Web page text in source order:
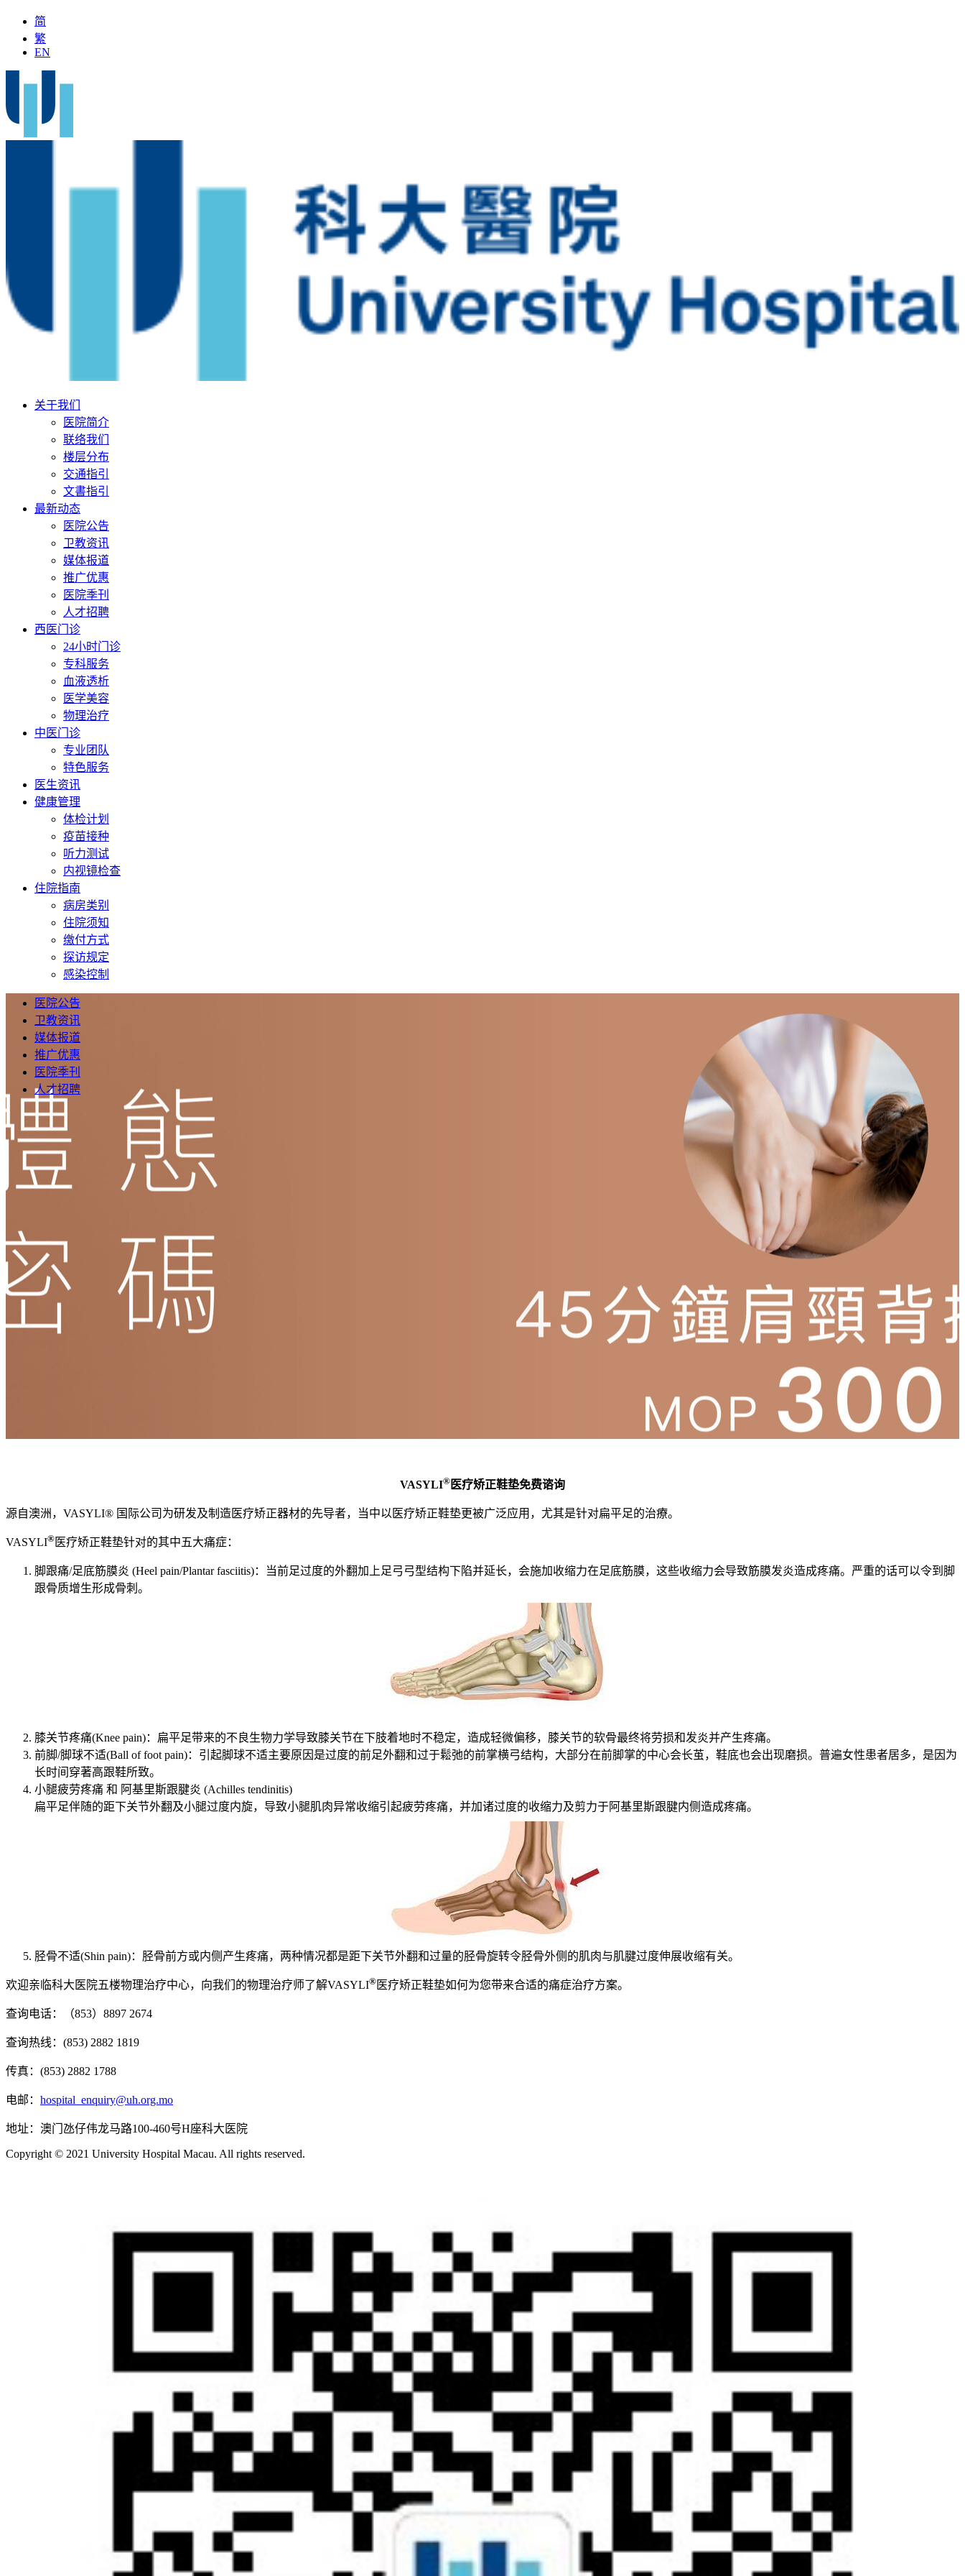
简
繁
EN
关于我们
医院简介
联络我们
楼层分布
交通指引
文書指引
最新动态
医院公告
卫教资讯
媒体报道
推广优惠
医院季刊
人才招聘
西医门诊
24小时门诊
专科服务
血液透析
医学美容
物理治疗
中医门诊
专业团队
特色服务
医生资讯
健康管理
体检计划
疫苗接种
听力测试
内视镜检查
住院指南
病房类别
住院须知
缴付方式
探访规定
感染控制
医院公告
卫教资讯
媒体报道
推广优惠
医院季刊
人才招聘
VASYLI® 医疗矫正鞋垫免费谘询
源自澳洲，VASYLI® 国际公司为研发及制造医疗矫正器材的先导者，当中以医疗矫正鞋垫更被广泛应用，尤其是针对扁平足的治療。
VASYLI® 医疗矫正鞋垫针对的其中五大痛症：
脚跟痛/足底筋膜炎 (Heel pain/Plantar fasciitis)：当前足过度的外翻加上足弓弓型结构下陷并延长，会施加收缩力在足底筋膜，这些收缩力会导致筋膜发炎造成疼痛。严重的话可以令到脚
跟骨质增生形成骨刺。
膝关节疼痛(Knee pain)：扁平足带来的不良生物力学导致膝关节在下肢着地时不稳定，造成轻微偏移，膝关节的软骨最终将劳损和发炎并产生疼痛。
前脚/脚球不适(Ball of foot pain)：引起脚球不适主要原因是过度的前足外翻和过于鬆弛的前掌横弓结构，大部分在前脚掌的中心会长茧，鞋底也会出现磨损。普遍女性患者居多，是因为
长时间穿著高跟鞋所致。
小腿疲劳疼痛 和 阿基里斯跟腱炎 (Achilles tendinitis)
扁平足伴随的距下关节外翻及小腿过度内旋，导致小腿肌肉异常收缩引起疲劳疼痛，并加诸过度的收缩力及剪力于阿基里斯跟腱内侧造成疼痛。
胫骨不适(Shin pain)：胫骨前方或内侧产生疼痛，两种情况都是距下关节外翻和过量的胫骨旋转令胫骨外侧的肌肉与肌腱过度伸展收缩有关。
欢迎亲临科大医院五楼物理治疗中心，向我们的物理治疗师了解VASYLI® 医疗矫正鞋垫如何为您带来合适的痛症治疗方案。
查询电话：（853）8897 2674
查询热线：(853) 2882 1819
传真：(853) 2882 1788
电邮： hospital_enquiry@uh.org.mo
地址：澳门氹仔伟龙马路100-460号H座科大医院
Copyright © 2021 University Hospital Macau. All rights reserved.